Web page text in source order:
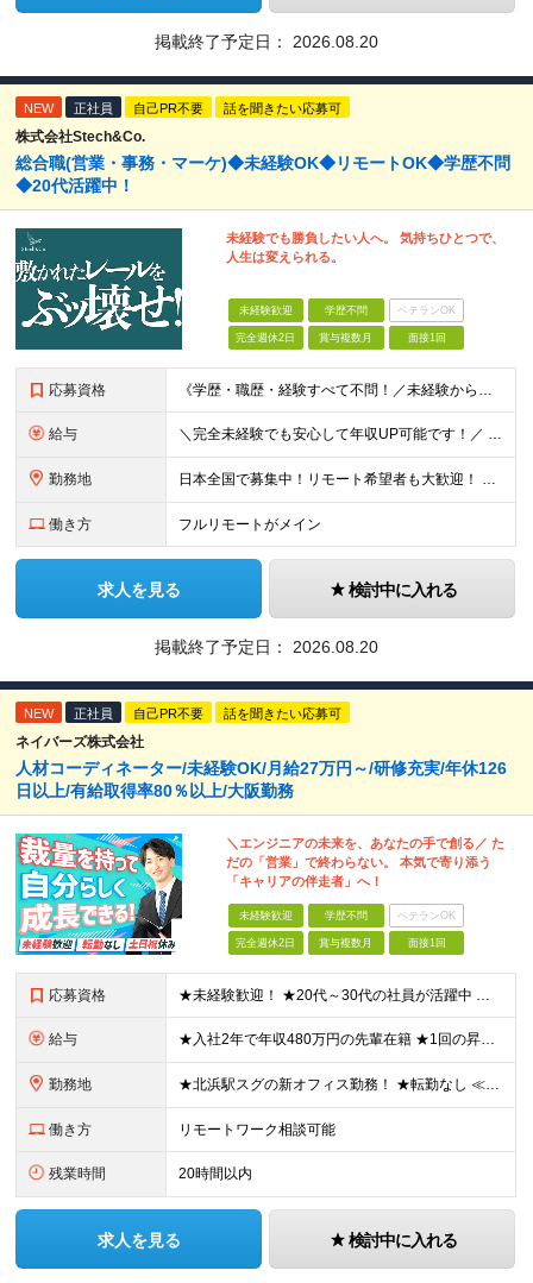
掲載終了予定日： 2026.08.20
NEW 正社員 自己PR不要 話を聞きたい応募可
株式会社Stech&Co.
総合職(営業・事務・マーケ)◆未経験OK◆リモートOK◆学歴不問
◆20代活躍中！
未経験でも勝負したい人へ。 気持ちひとつで、
人生は変えられる。
未経験歓迎 学歴不問 ベテランOK
完全週休2日 賞与複数月 面接1回
応募資格 《学歴・職歴・経験すべて不問！／未経験からのチャレンジ大歓迎◎》 ▼こんな気持ち、ひとつでも当てはまる方はぜひ！ □ なにか、人生を変えるきっかけがほしい □ 立ち仕事に疲れて、そろそろ座り仕事がい
給与 ＼完全未経験でも安心して年収UP可能です！／ -------------- 【1】営業 月給25万円～80万円＋賞与 【2】事務 月給21万円～50万円＋賞与 【3】マーケ 月給25万円～80万円
勤務地 日本全国で募集中！リモート希望者も大歓迎！ ※クライアントオフィスへの出勤が必要な場合は、 「東京オフィス」または「首都圏・関西圏」になります ※勤務地の選択はご希望を考慮し、転居を伴う転勤はありま
働き方 フルリモートがメイン
求人を見る 検討中に入れる
掲載終了予定日： 2026.08.20
NEW 正社員 自己PR不要 話を聞きたい応募可
ネイバーズ株式会社
人材コーディネーター/未経験OK/月給27万円～/研修充実/年休126
日以上/有給取得率80％以上/大阪勤務
＼エンジニアの未来を、あなたの手で創る／ た
だの「営業」で終わらない。 本気で寄り添う
「キャリアの伴走者」へ！
未経験歓迎 学歴不問 ベテランOK
完全週休2日 賞与複数月 面接1回
応募資格 ★未経験歓迎！ ★20代～30代の社員が活躍中 ◆経験不問 ◆学歴不問 ≪こんな方に向いています≫ ◎ゼロから営業スキルを身に付けたい方 ◎将来性のあるスキルを身に付け、手に職をつけたい方 ◎人と
給与 ★入社2年で年収480万円の先輩在籍 ★1回の昇給で3～5万円UPした実績あり ★インセンティブ制度整備中！ 月給27万円～37万円＋決算賞与＋各種手当 ※固定残業代（20時間／3万1800円～4
勤務地 ★北浜駅スグの新オフィス勤務！ ★転勤なし ≪大阪本社≫ 大阪府大阪市中央区今橋2-3-16 JMFビル今橋01 3階 ※(変更の範囲)上記を除く当社関連勤務地
働き方 リモートワーク相談可能
残業時間 20時間以内
求人を見る 検討中に入れる